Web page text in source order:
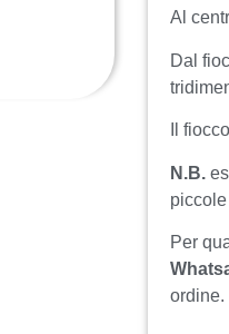
Al
Dal
Il
N.B.
Per
ordine.